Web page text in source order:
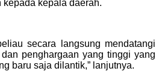
kepala daerah.
secara langsung mendatangi
penghargaan yang tinggi yang
baru saja dilantik,” lanjutnya.